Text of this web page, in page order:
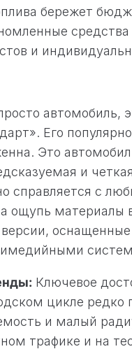
бережет
и
автомобиль,
Его
Это
и
справляется с
ощупь материалы
Ключевое
цикле
и малый
трафике и на